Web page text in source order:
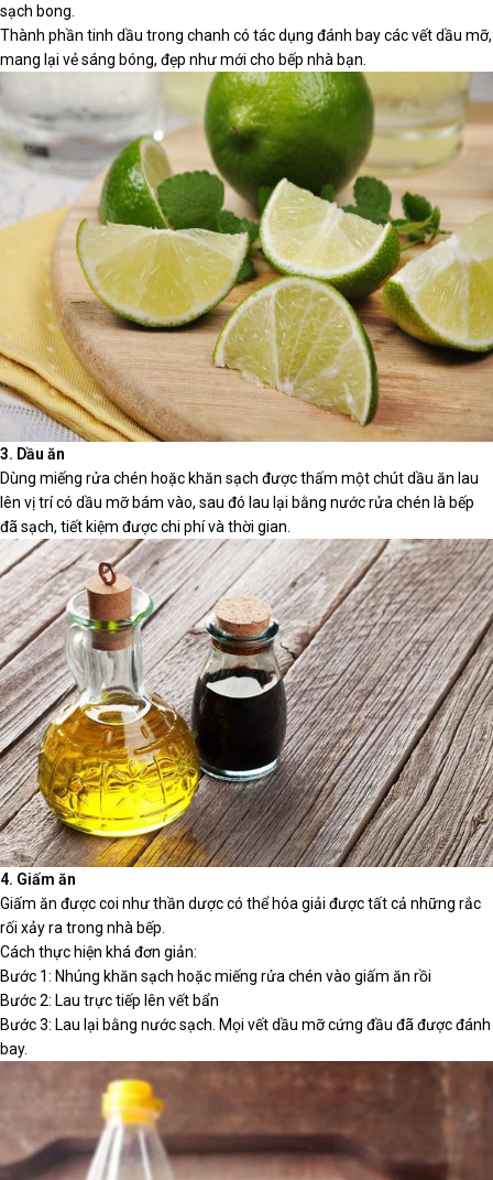
sạch bong.
Thành phần tinh dầu trong chanh có tác dụng đánh bay các vết dầu mỡ,
mang lại vẻ sáng bóng, đẹp như mới cho bếp nhà bạn.
3. Dầu ăn
Dùng miếng rửa chén hoặc khăn sạch được thấm một chút dầu ăn lau
lên vị trí có dầu mỡ bám vào, sau đó lau lại bằng nước rửa chén là bếp
đã sạch, tiết kiệm được chi phí và thời gian.
4. Giấm ăn
Giấm ăn được coi như thần dược có thể hóa giải được tất cả những rắc
rối xảy ra trong nhà bếp.
Cách thực hiện khá đơn giản:
Bước 1: Nhúng khăn sạch hoặc miếng rửa chén vào giấm ăn rồi
Bước 2: Lau trực tiếp lên vết bẩn
Bước 3: Lau lại bằng nước sạch. Mọi vết dầu mỡ cứng đầu đã được đánh
bay.